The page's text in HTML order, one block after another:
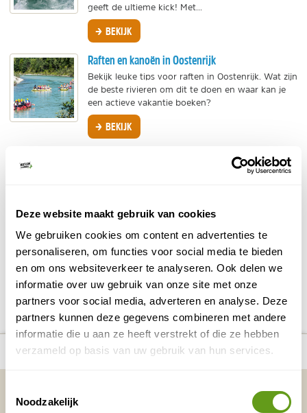
Deze website maakt gebruik van cookies
We gebruiken cookies om content en advertenties te
personaliseren, om functies voor social media te bieden
en om ons websiteverkeer te analyseren. Ook delen we
informatie over uw gebruik van onze site met onze
partners voor social media, adverteren en analyse. Deze
partners kunnen deze gegevens combineren met andere
informatie die u aan ze heeft verstrekt of die ze hebben
verzameld op basis van uw gebruik van hun services.
Noodzakelijk
geeft de ultieme kick! Met...
BEKIJK
Raften en kanoën in Oostenrijk
Bekijk leuke tips voor raften in Oostenrijk. Wat zijn
de beste rivieren om dit te doen en waar kan je
een actieve vakantie boeken?
BEKIJK
White water rafting tussen de hoge bergtoppen
Italië
BEKIJK
Deel deze pagina! DELEN OP FACEBOOK
DELEN OP XDELEN VIA DE MAIL
DELEN OP PINTEREST
DELEN OP
Bekijk alle reizen naar Raften Bekijk kaart